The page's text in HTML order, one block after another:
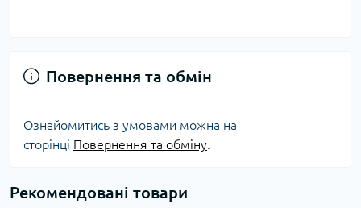
Повернення та обмін
Ознайомитись з умовами можна на
сторінці Повернення та обміну
Рекомендовані товари